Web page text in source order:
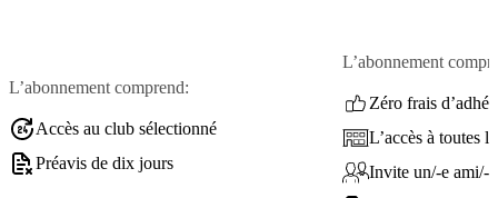
L’abonnement comprend:
Accès au club sélectionné
Préavis de dix jours
L’abonnement
Zéro frais
L’accès à toutes
Invite un/-e ami/-e